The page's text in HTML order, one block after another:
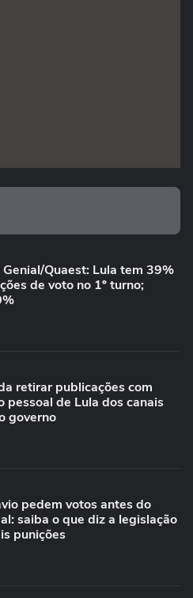
Genial/Quaest: Lula tem 39%
de voto no 1º turno;
retirar publicações com
pessoal de Lula dos canais
governo
pedem votos antes do
saiba o que diz a legislação
punições